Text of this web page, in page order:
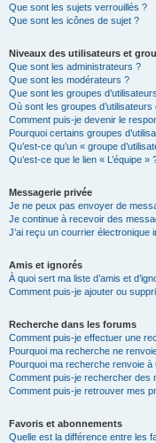
Que sont les sujets verrouillés ?
Que sont les icônes de sujet ?
Niveaux des utilisateurs et
Que sont les administrateurs ?
Que sont les modérateurs ?
Que sont les groupes
Où sont les groupes
Comment puis-je devenir le
Pourquoi certains groupes
Qu’est-ce qu’un « groupe
Qu’est-ce que le lien « L’équipe »
Messagerie privée
Je ne peux pas envoyer de
Je continue à recevoir des
J’ai reçu un courrier électronique
Amis et ignorés
À quoi sert ma liste d’amis et
Comment puis-je ajouter ou
Recherche dans les forums
Comment puis-je effectuer une
Pourquoi ma recherche ne
Pourquoi ma recherche renvoie à
Comment puis-je rechercher des
Comment puis-je retrouver mes
Favoris et abonnements
Quelle est la différence entre les